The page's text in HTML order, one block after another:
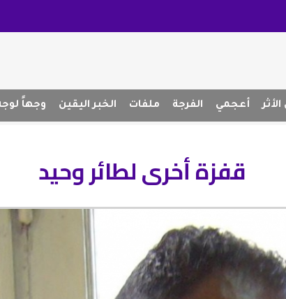
أعجمي الفرجة ملفات الخبر اليقين وجهاً
قفزة أخرى لطائر وحيد